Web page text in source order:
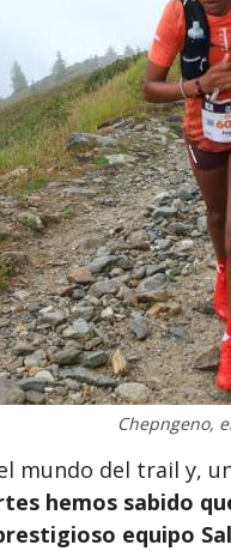
Chepngeno,
mundo del trail y,
hemos sabido
equipo